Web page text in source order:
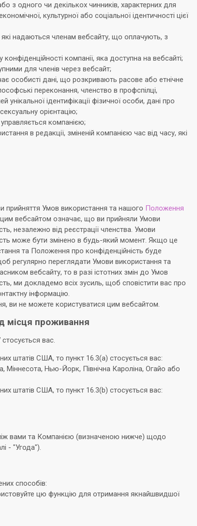
з одного чи декількох чинників, характерних для
культурної або соціальної ідентичності цієї
надаються членам вебсайту, що оплачують, з
конфіденційності компанії, яка доступна на вебсайті;
для членів через вебсайт;
особисті дані, що розкривають расове або етнічне
переконання, членство в профспілці,
унікальної ідентифікації фізичної особи, дані про
орієнтацію;
компанією;
в редакції, зміненій компанією час від часу, які
Умов використання та нашого Положення
вебсайтом означає, що ви прийняли Умови
незалежно від реєстрації членства. Умови
може бути змінено в будь-який момент. Якщо це
та Положення про конфіденційність буде
регулярно переглядати Умови використання та
вебсайту, то в разі істотних змін до Умов
ми докладемо всіх зусиль, щоб сповістити вас про
інформацію.
ви не можете користуватися цим вебсайтом.
місця проживання
вас.
штатів США, то пункт 16.3(a) стосується вас:
Міннесота, Нью-Йорк, Північна Кароліна, Огайо або
штатів США, то пункт 16.3(b) стосується вас:
вами та Компанією (визначеною нижче) щодо
- "Угода").
способів:
цю функцію для отримання якнайшвидшої